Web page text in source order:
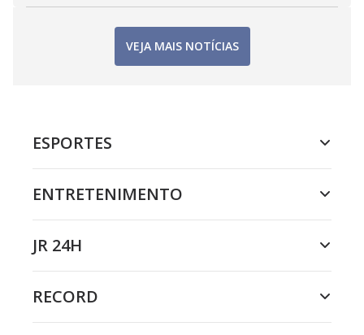
VEJA MAIS NOTÍCIAS
ESPORTES
ENTRETENIMENTO
JR 24H
RECORD